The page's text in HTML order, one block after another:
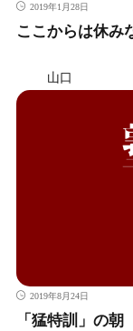
2019年1月28日
ここからは休み
山口
2019年8月24日
「猛特訓」の朝